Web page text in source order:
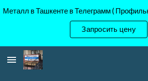
Запросить цену